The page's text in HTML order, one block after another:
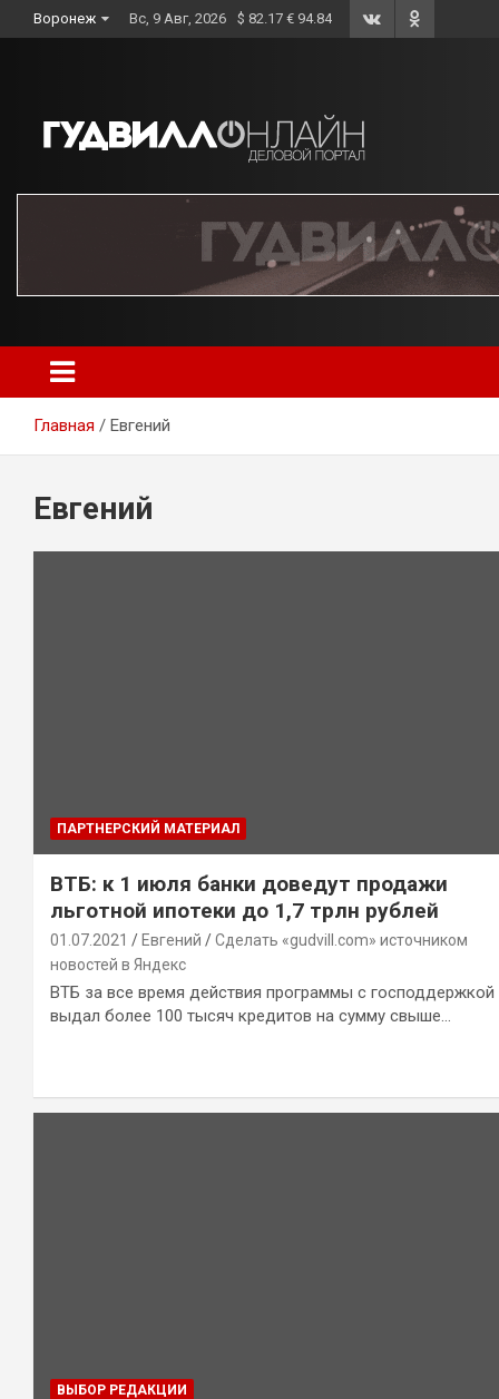
to
Воронеж Вс, 9 Авг, 2026 $ 82.17 € 94.84
Главная Евгений
Евгений
ПАРТНЕРСКИЙ МАТЕРИАЛ
ВТБ: к 1 июля банки доведут продажи
льготной ипотеки до 1,7 трлн рублей
01.07.2021 Евгений
Сделать «gudvill.com» источником
новостей в Яндекс
ВТБ за все время действия программы с господдержкой
выдал более 100 тысяч кредитов на сумму свыше…
ВЫБОР РЕДАКЦИИ